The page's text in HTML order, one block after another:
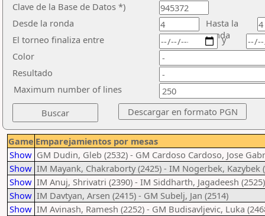
Clave de la Base de Datos *)
Desde la ronda
Hasta la
ronda
El torneo finaliza entre
Color
Resultado
y
Maximum number of lines
Game Emparejamientos por mesas
Show GM Dudin, Gleb (2532) - GM Cardoso Cardoso, Jose
Show IM Mayank, Chakraborty (2425) - IM Nogerbek, Kazybek
Show IM Anuj, Shrivatri (2390) - IM Siddharth, Jagadeesh (2525)
Show IM Davtyan, Arsen (2415) - GM Subelj, Jan (2514)
Show IM Avinash, Ramesh (2252) - GM Budisavljevic, Luka